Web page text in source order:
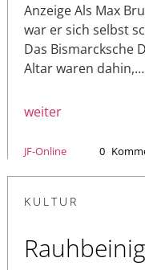
Anzeige Als Max
war er sich selbst
Das Bismarcksche
Altar waren dahin,…
weiter
JF-Online 0
KULTUR
Rauhbeinig